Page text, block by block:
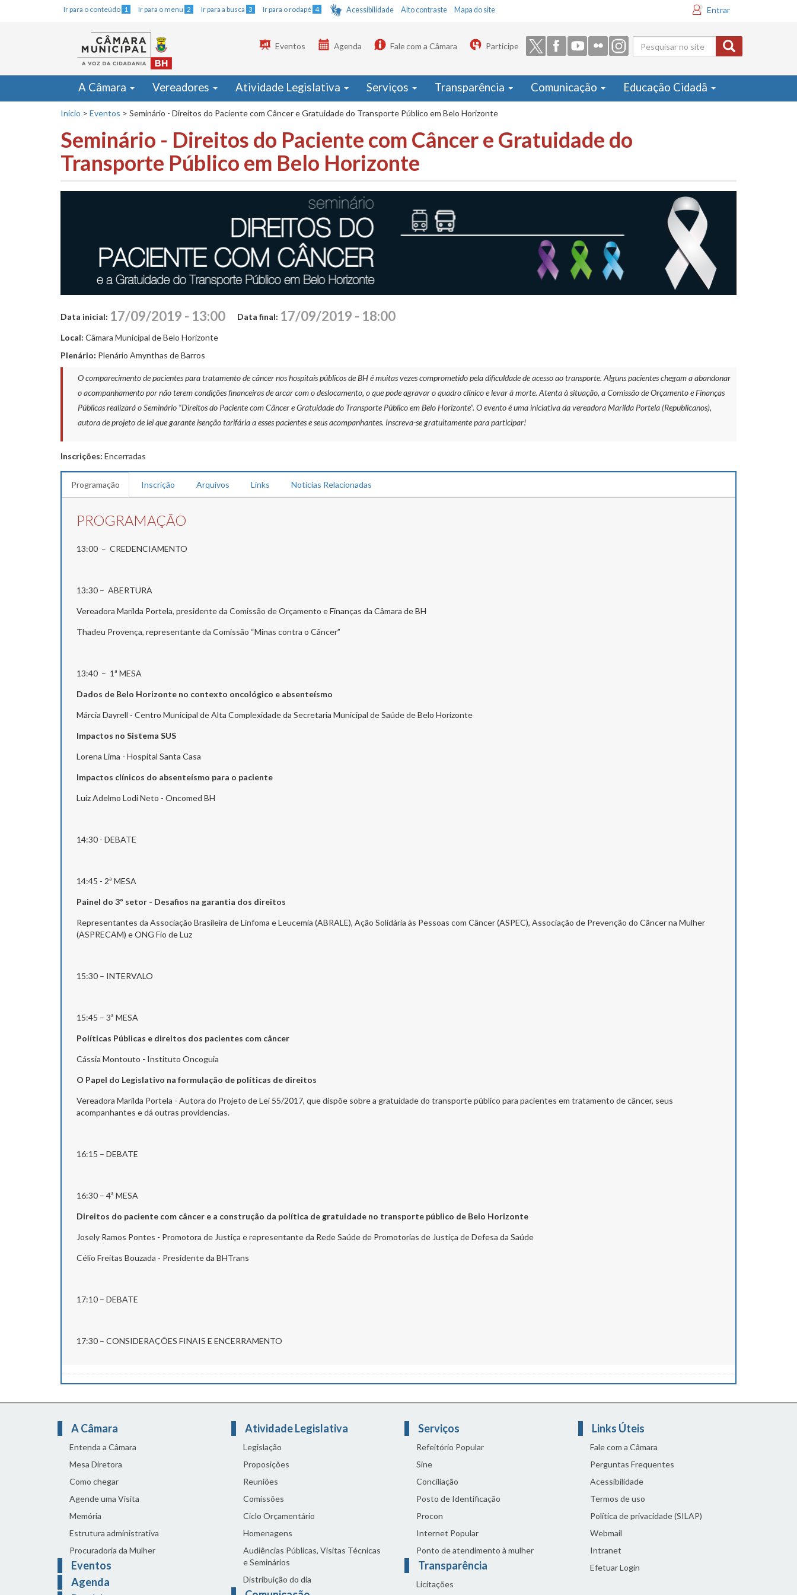
Ir para o conteúdo 1 Ir para o menu 2 Ir para a busca 3 Ir para o rodapé 4 Acessibilidade Alto contraste Mapa do site Entrar
Formulário
de busca
Eventos Agenda Fale com a Câmara Participe
A Câmara Vereadores Atividade Legislativa Serviços Transparência Comunicação Educação Cidadã
Início > Eventos > Seminário - Direitos do Paciente com Câncer e Gratuidade do Transporte Público em Belo Horizonte
Seminário - Direitos do Paciente com Câncer e Gratuidade do
Transporte Público em Belo Horizonte
Data inicial: 17/09/2019 - 13:00 Data final: 17/09/2019 - 18:00
Local: Câmara Municipal de Belo Horizonte
Plenário: Plenário Amynthas de Barros
O comparecimento de pacientes para tratamento de câncer nos hospitais públicos de BH é muitas vezes comprometido pela dificuldade de acesso ao transporte. Alguns pacientes chegam a abandonar
o acompanhamento por não terem condições financeiras de arcar com o deslocamento, o que pode agravar o quadro clínico e levar à morte. Atenta à situação, a Comissão de Orçamento e Finanças
Públicas realizará o Seminário “Direitos do Paciente com Câncer e Gratuidade do Transporte Público em Belo Horizonte”. O evento é uma iniciativa da vereadora Marilda Portela (Republicanos),
autora de projeto de lei que garante isenção tarifária a esses pacientes e seus acompanhantes. Inscreva-se gratuitamente para participar!
Inscrições: Encerradas
Programação Inscrição Arquivos Links Notícias Relacionadas
PROGRAMAÇÃO
13:00 – CREDENCIAMENTO
13:30 – ABERTURA
Vereadora Marilda Portela, presidente da Comissão de Orçamento e Finanças da Câmara de BH
Thadeu Provença, representante da Comissão “Minas contra o Câncer”
13:40 – 1ª MESA
Dados de Belo Horizonte no contexto oncológico e absenteísmo
Márcia Dayrell - Centro Municipal de Alta Complexidade da Secretaria Municipal de Saúde de Belo Horizonte
Impactos no Sistema SUS
Lorena Lima - Hospital Santa Casa
Impactos clínicos do absenteísmo para o paciente
Luiz Adelmo Lodi Neto - Oncomed BH
14:30 - DEBATE
14:45 - 2ª MESA
Painel do 3º setor - Desafios na garantia dos direitos
Representantes da Associação Brasileira de Linfoma e Leucemia (ABRALE), Ação Solidária às Pessoas com Câncer (ASPEC), Associação de Prevenção do Câncer na Mulher
(ASPRECAM) e ONG Fio de Luz
15:30 – INTERVALO
15:45 – 3ª MESA
Políticas Públicas e direitos dos pacientes com câncer
Cássia Montouto - Instituto Oncoguia
O Papel do Legislativo na formulação de políticas de direitos
Vereadora Marilda Portela - Autora do Projeto de Lei 55/2017, que dispõe sobre a gratuidade do transporte público para pacientes em tratamento de câncer, seus
acompanhantes e dá outras providencias.
16:15 – DEBATE
16:30 – 4ª MESA
Direitos do paciente com câncer e a construção da política de gratuidade no transporte público de Belo Horizonte
Josely Ramos Pontes - Promotora de Justiça e representante da Rede Saúde de Promotorias de Justiça de Defesa da Saúde
Célio Freitas Bouzada - Presidente da BHTrans
17:10 – DEBATE
17:30 – CONSIDERAÇÕES FINAIS E ENCERRAMENTO
A Câmara
Entenda a Câmara
Mesa Diretora
Como chegar
Agende uma Visita
Memória
Estrutura administrativa
Procuradoria da Mulher
Eventos
Agenda
Atividade Legislativa
Legislação
Proposições
Reuniões
Comissões
Ciclo Orçamentário
Homenagens
Audiências Públicas, Visitas Técnicas
e Seminários
Distribuição do dia
Serviços
Refeitório Popular
Sine
Conciliação
Posto de Identificação
Procon
Internet Popular
Ponto de atendimento à mulher
Transparência
Licitações
Links Úteis
Fale com a Câmara
Perguntas Frequentes
Acessibilidade
Termos de uso
Política de privacidade (SILAP)
Webmail
Intranet
Efetuar Login